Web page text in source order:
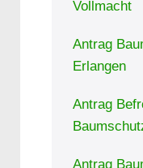
Vollmacht
Antrag
Erlangen
Antrag
Antrag